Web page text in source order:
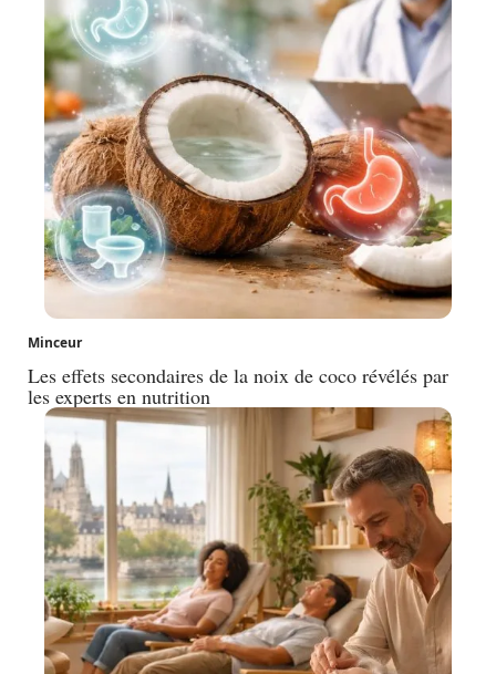
Minceur
Les effets secondaires de la noix de coco révélés par
les experts en nutrition